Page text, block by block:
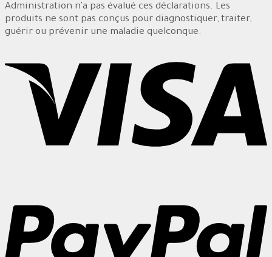
Administration n'a pas évalué ces déclarations. Les
produits ne sont pas conçus pour diagnostiquer, traiter,
guérir ou prévenir une maladie quelconque.